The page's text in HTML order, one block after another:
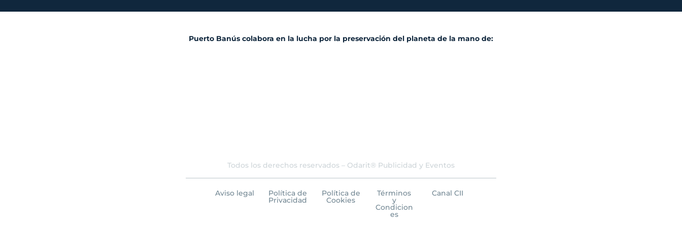
Puerto Banús colabora en la lucha por la preservación del planeta de la mano de:
Todos los derechos reservados – Odarit® Publicidad y Eventos
Aviso legal Política de
Privacidad
Política de
Cookies
Términos
y
Condicion
es
Canal CII